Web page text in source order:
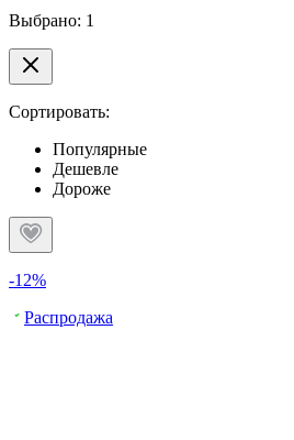
Выбрано: 1
Сортировать:
Популярные
Дешевле
Дороже
-12%
Распродажа